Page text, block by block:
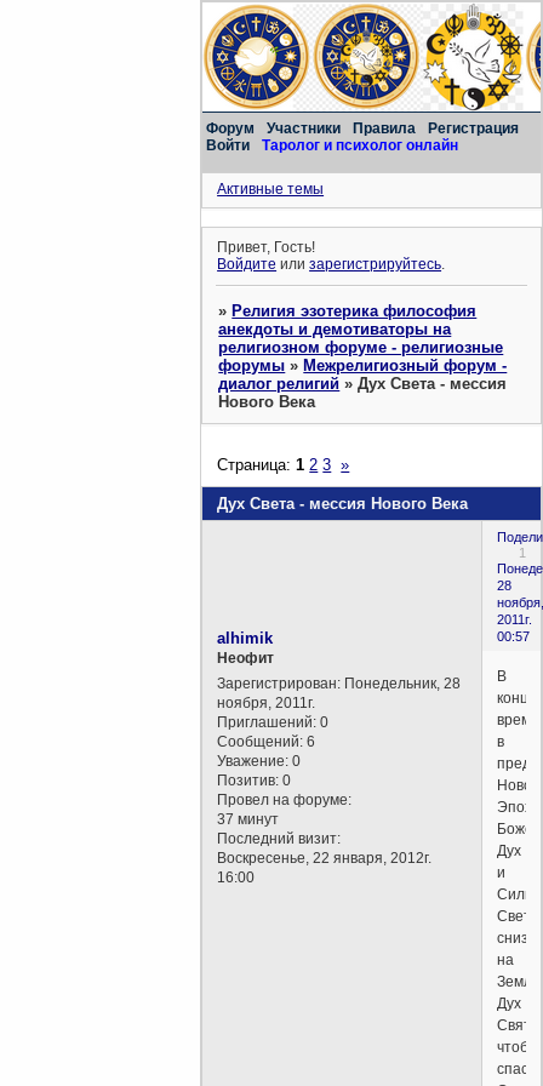
Форум Участники Правила
Регистрация
Войти
Таролог и психолог онлайн
Активные темы
Привет, Гость!
Войдите илизарегистрируйтесь.
»Религия эзотерика философия
анекдоты и демотиваторы на
религиозном форуме - религиозные
форумы »Межрелигиозный форум -
диалог религий »Дух Света - мессия
Нового Века
Дух Света - мессия Нового Века
Страница:1 2 3 »
1
28
ноября,
2011г.
00:57
alhimik
Неофит
Зарегистрирован: Понедельник, 28
ноября, 2011г.
Приглашений: 0
Сообщений: 6
Уважение: 0
Позитив: 0
Провел на форуме:
37 минут
Последний визит:
Воскресенье, 22 января, 2012г.
16:00
В
конце
в
Новой
Эпохи,
Дух
и
Силы
Света
на
Землю
Дух
чтобы
спас